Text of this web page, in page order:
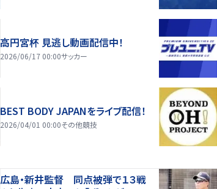
高円宮杯 見逃し動画配信中！
2026/06/17 00:00サッカー
BEST BODY JAPANをライブ配信！
2026/04/01 00:00その他競技
広島・新井監督 同点被弾で１３戦